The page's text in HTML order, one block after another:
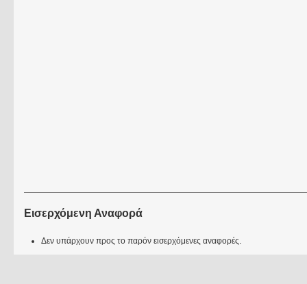
Εισερχόμενη Αναφορά
Δεν υπάρχουν προς το παρόν εισερχόμενες αναφορές.